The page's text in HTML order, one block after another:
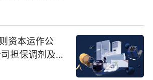
资本运作公
担保调剂及10